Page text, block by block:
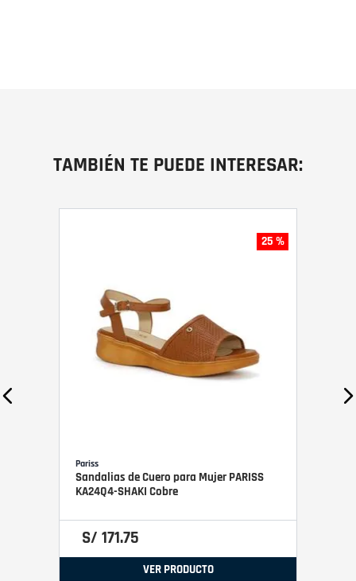
TAMBIÉN TE PUEDE INTERESAR:
25 %
Pariss
Sandalias de Cuero para Mujer PARISS
KA24Q4-SHAKI Cobre
S/ 171.75
VER PRODUCTO